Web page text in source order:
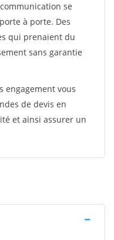
se
à porte. Des
qui prenaient du
sans garantie
engagement vous
de devis en
et ainsi assurer un